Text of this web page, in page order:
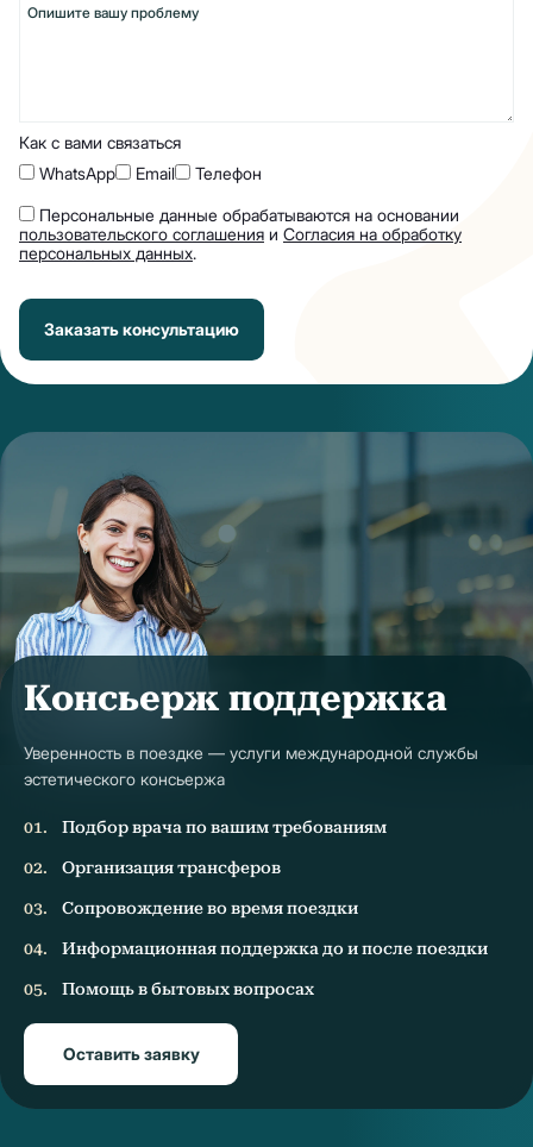
Как с вами связаться
WhatsApp
Email Телефон
Персональные данные обрабатываются на основании
пользовательского соглашения и Согласия на обработку
персональных данных.
Заказать консультацию
Консьерж поддержка
Уверенность в поездке — услуги международной службы
эстетического консьержа
Подбор врача по вашим требованиям
Организация трансферов
Сопровождение во время поездки
Информационная поддержка до и после поездки
Помощь в бытовых вопросах
Оставить заявку